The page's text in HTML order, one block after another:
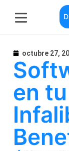
octubre 27,
en